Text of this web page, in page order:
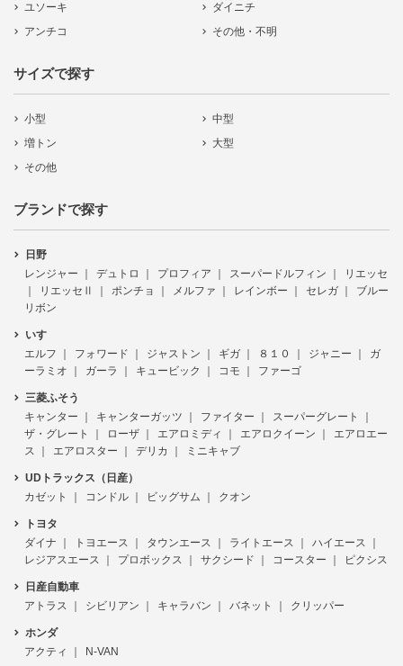
ユソーキ
ダイニチ
アンチコ
その他・不明
サイズで探す
小型
中型
増トン
大型
その他
ブランドで探す
日野
レンジャー
デュトロ プロフィア スーパードルフィン
リエッセ
リエッセⅡ
ポンチョ メルファ レインボー セレガ
ブルー
リボン
いすゞ
エルフ
フォワード ジャストン ギガ ８１０ ジャニー
ガ
ーラミオ
ガーラ キュービック コモ ファーゴ
三菱ふそう
キャンター
キャンターガッツ ファイター
スーパーグレート
ザ・グレート
ローザ エアロミディ エアロクイーン
エアロエー
ス
エアロスター デリカ ミニキャブ
UDトラックス（日産）
カゼット
コンドル ビッグサム クオン
トヨタ
ダイナ
トヨエース タウンエース ライトエース
ハイエース
レジアスエース
プロボックス サクシード コースター ピクシス
日産自動車
アトラス
シビリアン キャラバン バネット クリッパー
ホンダ
アクティ
N-VAN